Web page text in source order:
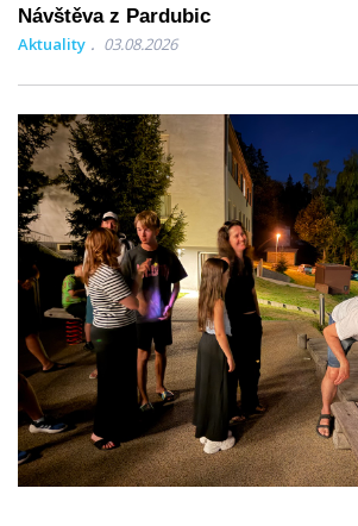
Návštěva z Pardubic
Aktuality 03.08.2026